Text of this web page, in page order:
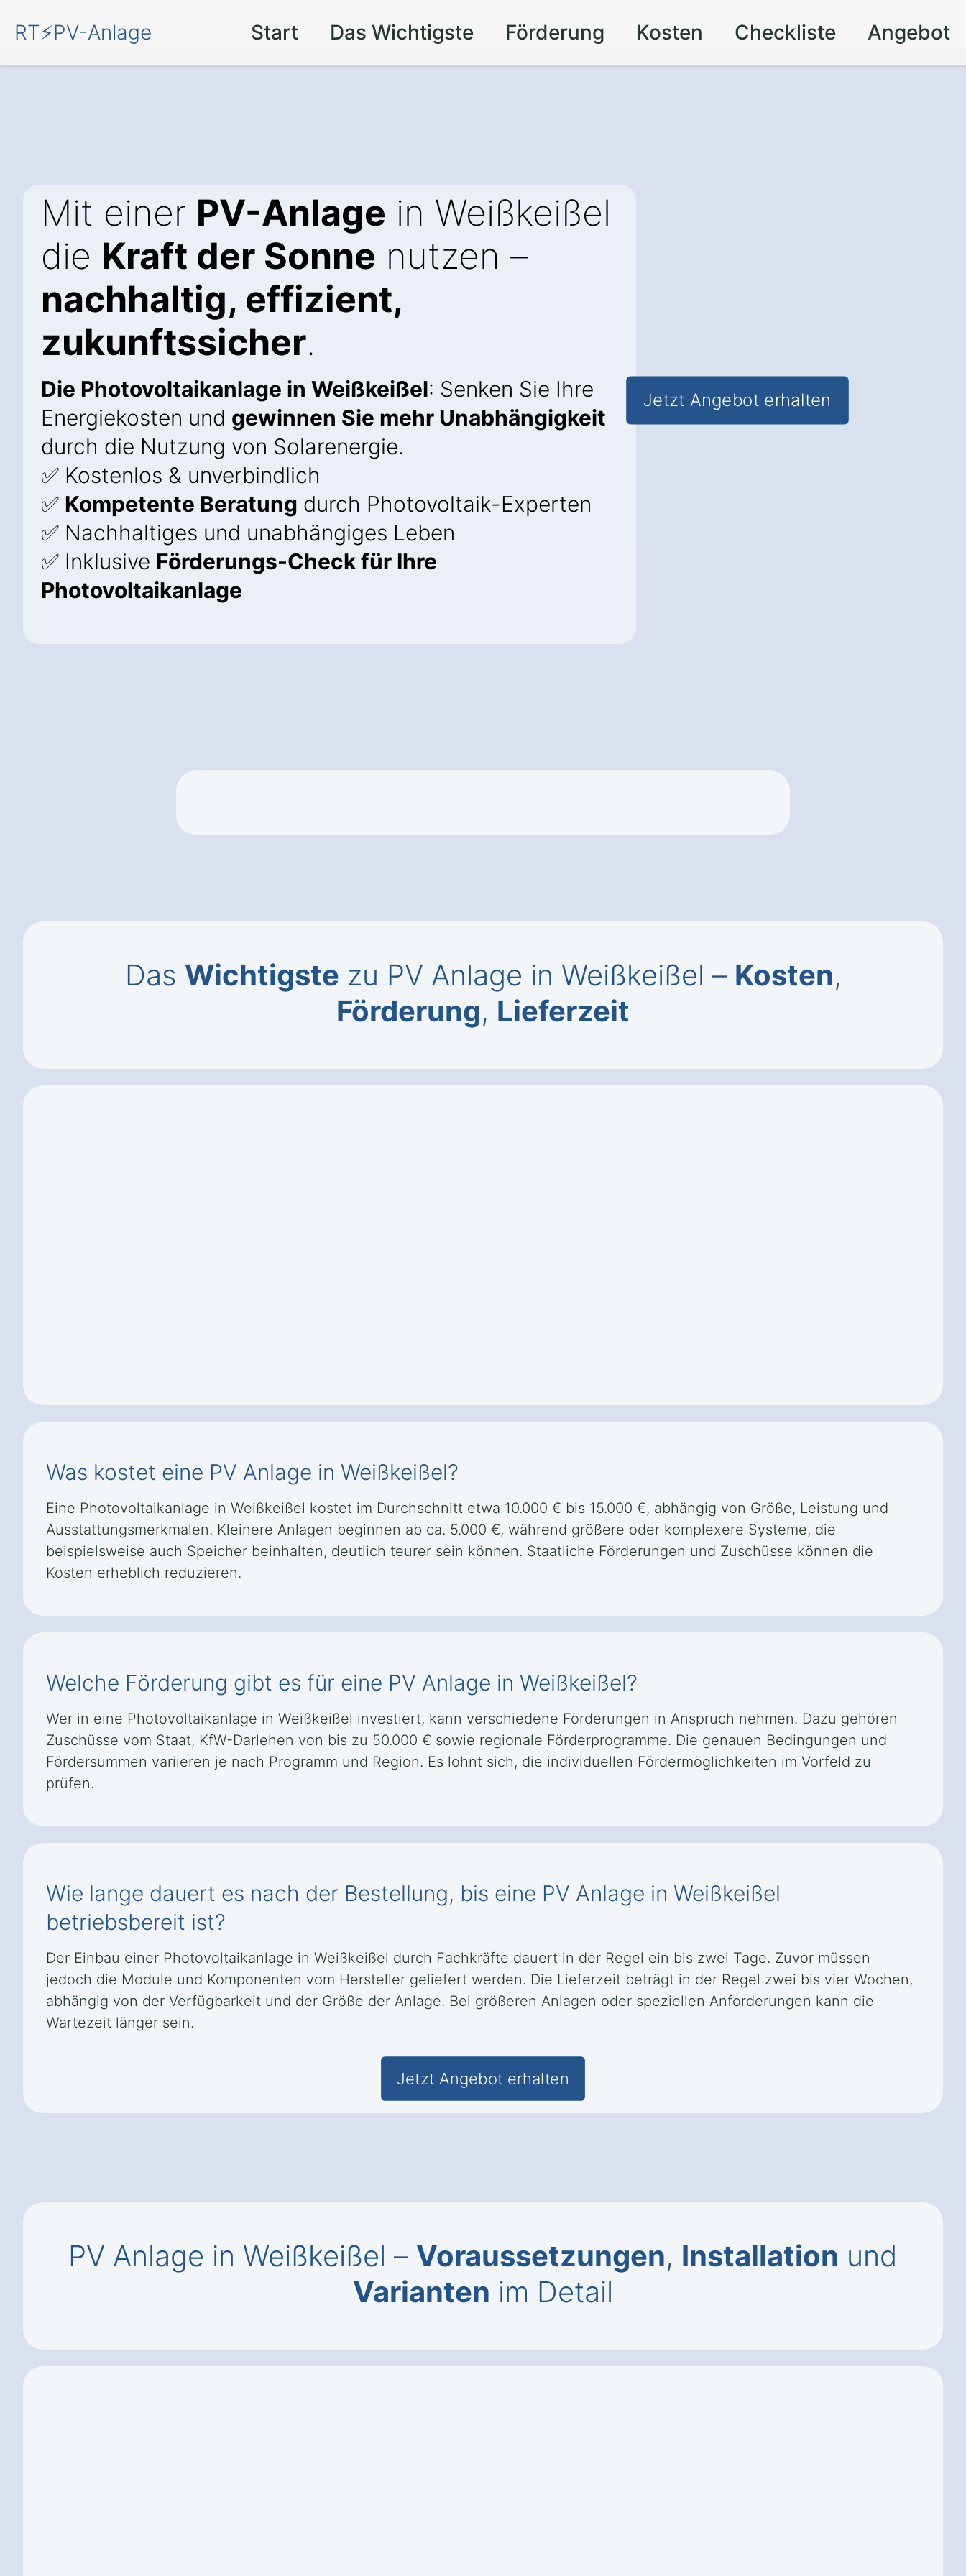
RT⚡PV-Anlage Start Das Wichtigste Förderung Kosten Checkliste Angebot
Mit einer PV-Anlage in Weißkeißel
die Kraft der Sonne nutzen –
nachhaltig, effizient,
zukunftssicher.
Die Photovoltaikanlage in Weißkeißel: Senken Sie Ihre
Energiekosten und gewinnen Sie mehr Unabhängigkeit
durch die Nutzung von Solarenergie.
✅ Kostenlos & unverbindlich
✅ Kompetente Beratung durch Photovoltaik-Experten
✅ Nachhaltiges und unabhängiges Leben
✅ Inklusive Förderungs-Check für Ihre
Photovoltaikanlage
Jetzt Angebot erhalten
Das Wichtigste zu PV Anlage in Weißkeißel – Kosten,
Förderung, Lieferzeit
Was kostet eine PV Anlage in Weißkeißel?
Eine Photovoltaikanlage in Weißkeißel kostet im Durchschnitt etwa 10.000 € bis 15.000 €, abhängig von Größe, Leistung und
Ausstattungsmerkmalen. Kleinere Anlagen beginnen ab ca. 5.000 €, während größere oder komplexere Systeme, die
beispielsweise auch Speicher beinhalten, deutlich teurer sein können. Staatliche Förderungen und Zuschüsse können die
Kosten erheblich reduzieren.
Welche Förderung gibt es für eine PV Anlage in Weißkeißel?
Wer in eine Photovoltaikanlage in Weißkeißel investiert, kann verschiedene Förderungen in Anspruch nehmen. Dazu gehören
Zuschüsse vom Staat, KfW-Darlehen von bis zu 50.000 € sowie regionale Förderprogramme. Die genauen Bedingungen und
Fördersummen variieren je nach Programm und Region. Es lohnt sich, die individuellen Fördermöglichkeiten im Vorfeld zu
prüfen.
Wie lange dauert es nach der Bestellung, bis eine PV Anlage in Weißkeißel
betriebsbereit ist?
Der Einbau einer Photovoltaikanlage in Weißkeißel durch Fachkräfte dauert in der Regel ein bis zwei Tage. Zuvor müssen
jedoch die Module und Komponenten vom Hersteller geliefert werden. Die Lieferzeit beträgt in der Regel zwei bis vier Wochen,
abhängig von der Verfügbarkeit und der Größe der Anlage. Bei größeren Anlagen oder speziellen Anforderungen kann die
Wartezeit länger sein.
Jetzt Angebot erhalten
PV Anlage in Weißkeißel – Voraussetzungen, Installation und
Varianten im Detail